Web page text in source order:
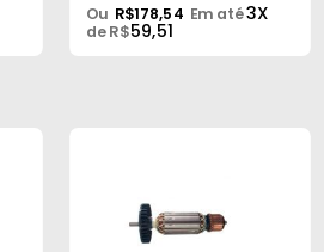
Ou R$178,54 Em até3X
de R$59,51